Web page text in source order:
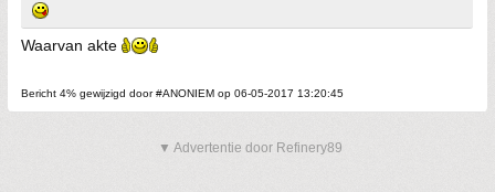
Waarvan akte
Bericht 4% gewijzigd door #ANONIEM op 06-05-2017 13:20:45
▼ Advertentie door Refinery89